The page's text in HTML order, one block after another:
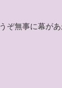
ぞ無事に幕があ